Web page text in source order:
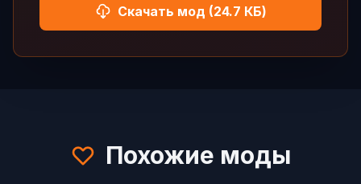
Скачать мод (24.7 КБ)
Похожие моды